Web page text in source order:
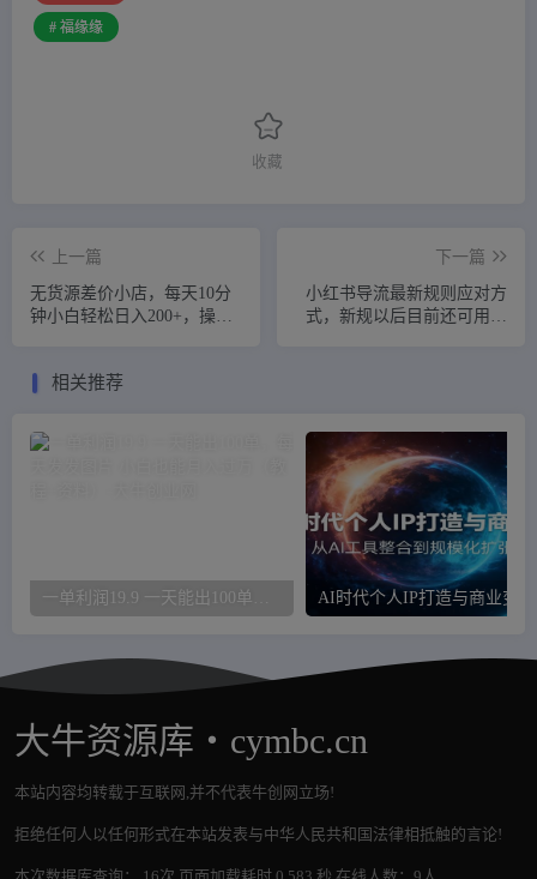
# 福缘缘
收藏
上一篇
无货源差价小店，每天10分
钟小白轻松日入200+，操作
下一篇
小红书导流最新规则应对方
式，新规以后目前还可用的
相关推荐
大牛资源库・cymbc.cn
本站内容均转载于互联网,并不代表牛创网立场!
拒绝任何人以任何形式在本站发表与中华人民共和国法律相抵触的言论!